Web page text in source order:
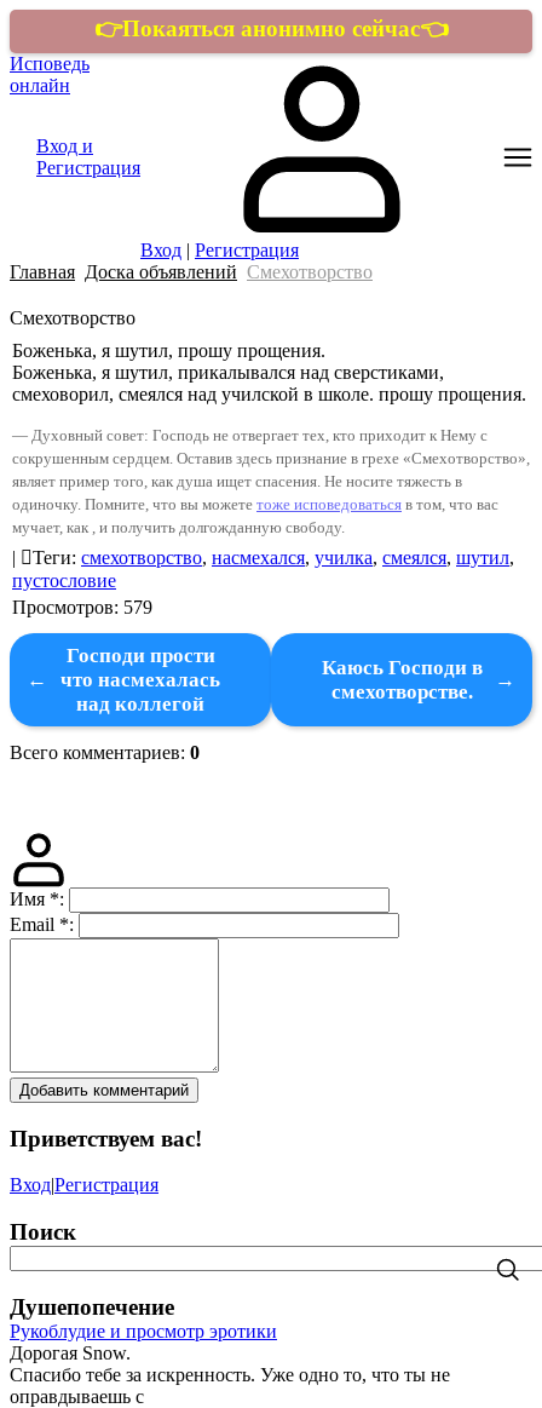
👉Покаяться анонимно сейчас👈
Исповедь
онлайн
Вход и
Регистрация
Вход | Регистрация
Главная Доска объявлений Смехотворство
Смехотворство
Боженька, я шутил, прошу прощения.
Боженька, я шутил, прикалывался над сверстиками,
смеховорил, смеялся над училской в школе. прошу прощения.
— Духовный совет: Господь не отвергает тех, кто приходит к Нему с
сокрушенным сердцем. Оставив здесь признание в грехе «Смехотворство»,
являет пример того, как душа ищет спасения. Не носите тяжесть в
одиночку. Помните, что вы можете тоже исповедоваться в том, что вас
мучает, как , и получить долгожданную свободу.
| Теги: смехотворство, насмехался, училка, смеялся, шутил,
пустословие
Просмотров: 579
Господи прости
что насмехалась
над коллегой
Каюсь Господи в
смехотворстве.
Всего комментариев: 0
Имя *:
Email *:
Добавить комментарий
Приветствуем вас!
Вход|Регистрация
Поиск
Душепопечение
Рукоблудие и просмотр эротики
Дорогая Snow.
Спасибо тебе за искренность. Уже одно то, что ты не
оправдываешь с